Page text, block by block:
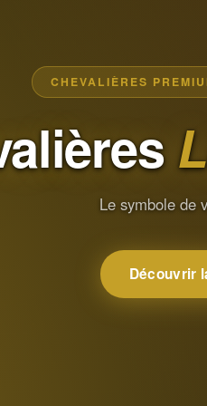
CHEVALIÈRES
Le symbole de
Découvrir